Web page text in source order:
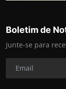
Boletim de
Junte-se para